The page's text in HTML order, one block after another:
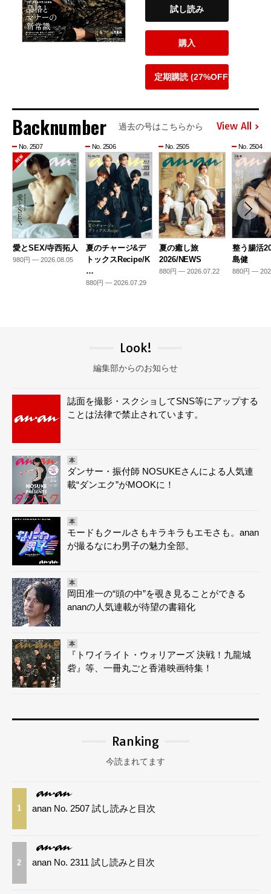
試し読み
購入
定期購読 (27%OFF)
Backnumber 過去の号はこちらから View All
No. 2507
愛とSEX/寺西拓人
980円 — 2026.08.05
No. 2506
夏のチャージ&デ
トックスRecipe/K
…
880円 — 2026.07.29
No. 2505
夏の癒し旅
2026/NEWS
880円 — 2026.07.22
No. 2504
整う腸活
島健
880円 —
Look!
編集部からのお知らせ
誌面を撮影・スクショしてSNS等にアップする
ことは法律で禁止されています。
本
ダンサー・振付師 NOSUKEさんによる人気連
載“ダンエク”がMOOKに！
本
モードもクールさもキラキラもエモさも。anan
が撮るなにわ男子の魅力全部。
本
岡田准一の“頭の中”を覗き見ることができる
ananの人気連載が待望の書籍化
本
『トワイライト・ウォリアーズ 決戦！九龍城
砦』等、一冊丸ごと香港映画特集！
Ranking
今読まれてます
1 anan No. 2507 試し読みと目次
2 anan No. 2311 試し読みと目次